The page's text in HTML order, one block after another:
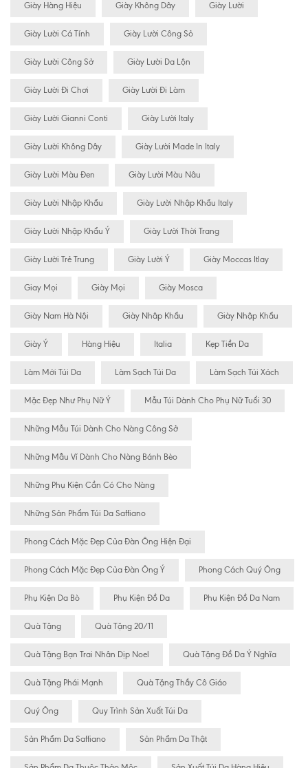
Giày Hàng Hiệu Giày Không Dây Giày Lười
Giày Lười Cá Tính Giày Lười Công Sỏ
Giày Lười Công Sở Giày Lười Da Lộn
Giày Lười Đi Chơi Giày Lười Đi Làm
Giày Lười Gianni Conti Giày Lười Italy
Giày Lười Không Dây Giày Lười Made In Italy
Giày Lười Màu Đen Giày Lười Màu Nâu
Giày Lười Nhập Khẩu Giày Lười Nhập Khẩu Italy
Giày Lười Nhập Khẩu Ý Giày Lười Thời Trang
Giày Lười Trẻ Trung Giày Lười Ý Giày Moccas Itlay
Giay Mọi Giày Mọi Giày Mosca
Giày Nam Hà Nội Giày Nhâp Khẩu Giày Nhập Khẩu
Giày Ý Hàng Hiệu Italia Kẹp Tiền Da
Làm Mới Túi Da Làm Sạch Túi Da Làm Sạch Túi Xách
Mặc Đẹp Như Phụ Nữ Ý Mẫu Túi Dành Cho Phụ Nữ Tuổi 30
Những Mẫu Túi Dành Cho Nàng Công Sở
Những Mẫu Ví Dành Cho Nàng Bánh Bèo
Những Phụ Kiện Cần Có Cho Nàng
Những Sản Phẩm Túi Da Saffiano
Phong Cách Mặc Đẹp Của Đàn Ông Hiện Đại
Phong Cách Mặc Đẹp Của Đàn Ông Ý Phong Cách Quý Ông
Phụ Kiện Da Bò Phụ Kiện Đồ Da Phụ Kiện Đồ Da Nam
Quà Tặng Quà Tặng 20/11
Quà Tặng Bạn Trai Nhân Dịp Noel Quà Tặng Đồ Da Ý Nghĩa
Quà Tặng Phái Mạnh Quà Tặng Thầy Cô Giáo
Quý Ông Quy Trình Sản Xuất Túi Da
Sản Phẩm Da Saffiano Sản Phẩm Da Thật